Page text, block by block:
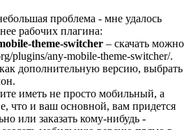
проблема - мне удалось
рабочих плагина:
theme-switcher – скачать можно
plugins/any-mobile-theme-switcher/.
дополнительную версию, выбрать
иметь не просто мобильный, а
что и ваш основной, вам придется
или заказать кому-нибудь -